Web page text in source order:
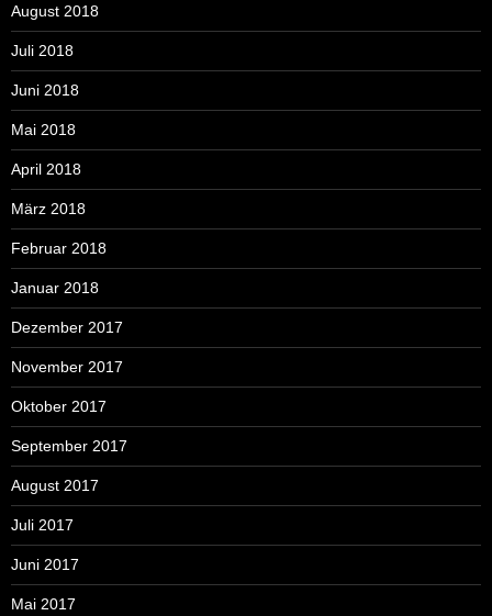
August 2018
Juli 2018
Juni 2018
Mai 2018
April 2018
März 2018
Februar 2018
Januar 2018
Dezember 2017
November 2017
Oktober 2017
September 2017
August 2017
Juli 2017
Juni 2017
Mai 2017